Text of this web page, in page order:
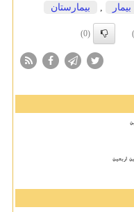
بیمار , بیمارستان
(0)